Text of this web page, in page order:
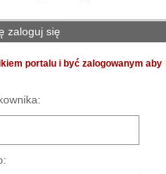
zaloguj się
portalu i być zalogowanym aby